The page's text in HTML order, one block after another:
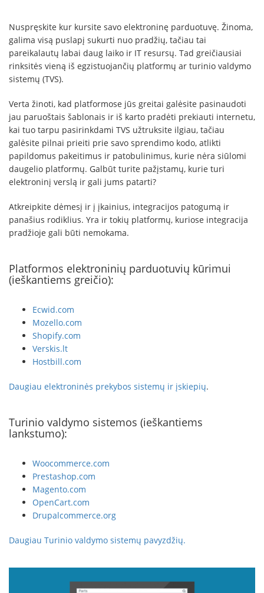
Nuspręskite kur kursite savo elektroninę parduotuvę. Žinoma,
galima visą puslapį sukurti nuo pradžių, tačiau tai
pareikalautų labai daug laiko ir IT resursų. Tad greičiausiai
rinksitės vieną iš egzistuojančių platformų ar turinio valdymo
sistemų (TVS).
Verta žinoti, kad platformose jūs greitai galėsite pasinaudoti
jau paruoštais šablonais ir iš karto pradėti prekiauti internetu,
kai tuo tarpu pasirinkdami TVS užtruksite ilgiau, tačiau
galėsite pilnai prieiti prie savo sprendimo kodo, atlikti
papildomus pakeitimus ir patobulinimus, kurie nėra siūlomi
daugelio platformų. Galbūt turite pažįstamų, kurie turi
elektroninį verslą ir gali jums patarti?
Atkreipkite dėmesį ir į įkainius, integracijos patogumą ir
panašius rodiklius. Yra ir tokių platformų, kuriose integracija
pradžioje gali būti nemokama.
Platformos elektroninių parduotuvių kūrimui
(ieškantiems greičio):
Ecwid.com
Mozello.com
Shopify.com
Verskis.lt
Hostbill.com
Daugiau elektroninės prekybos sistemų ir įskiepių.
Turinio valdymo sistemos (ieškantiems
lankstumo):
Woocommerce.com
Prestashop.com
Magento.com
OpenCart.com
Drupalcommerce.org
Daugiau Turinio valdymo sistemų pavyzdžių.